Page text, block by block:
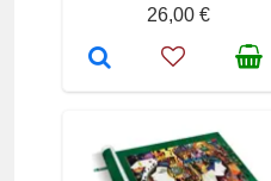
26,00 €